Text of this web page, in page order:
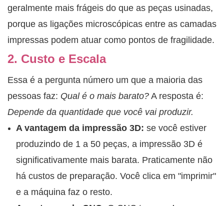
geralmente mais frágeis do que as peças usinadas,
porque as ligações microscópicas entre as camadas
impressas podem atuar como pontos de fragilidade.
2. Custo e Escala
Essa é a pergunta número um que a maioria das
pessoas faz: Qual é o mais barato? A resposta é:
Depende da quantidade que você vai produzir.
A vantagem da impressão 3D: se você estiver
produzindo de 1 a 50 peças, a impressão 3D é
significativamente mais barata. Praticamente não
há custos de preparação. Você clica em "imprimir"
e a máquina faz o resto.